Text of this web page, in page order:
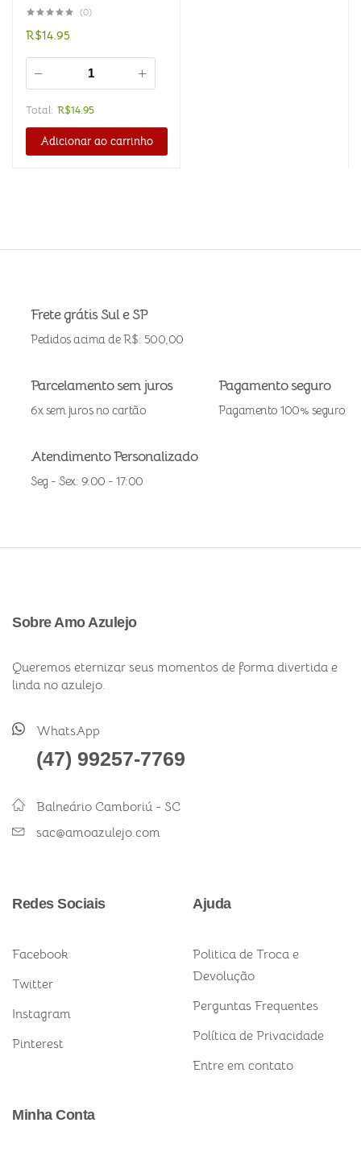
(0)
R$14.95
Total: R$14.95
Adicionar ao carrinho
Frete grátis Sul e SP
Pedidos acima de R$: 500,00
Parcelamento sem juros
6x sem juros no cartão
Pagamento seguro
Pagamento 100% seguro
Atendimento Personalizado
Seg - Sex: 9:00 - 17:00
Sobre Amo Azulejo
Queremos eternizar seus momentos de forma divertida e
linda no azulejo.
WhatsApp
(47) 99257-7769
Balneário Camboriú - SC
sac@amoazulejo.com
Redes Sociais
Facebook
Twitter
Instagram
Pinterest
Ajuda
Politica de Troca e
Devolução
Perguntas Frequentes
Política de Privacidade
Entre em contato
Minha Conta